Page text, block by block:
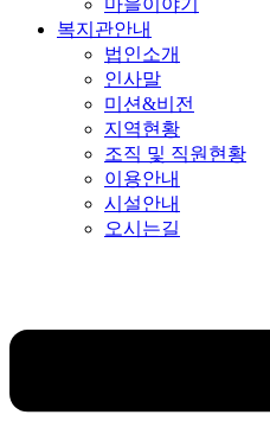
마을이야기
복지관안내
법인소개
인사말
미션&비전
지역현황
조직 및 직원현황
이용안내
시설안내
오시는길